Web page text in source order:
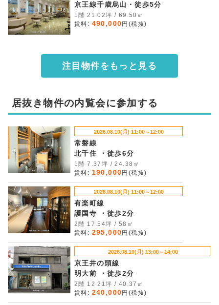
京王線千歳烏山・徒歩5分
1階 21.02坪 / 69.50㎡
賃料: 490,000 円(税抜)
注目物件をもっと見る
居抜き物件の内覧会に参加する
2026.08.10(月) 11:00～12:00
常磐線
北千住 ・徒歩6分
1階 7.37坪 / 24.38㎡
賃料: 190,000 円(税抜)
2026.08.10(月) 11:00～12:00
有楽町線
護国寺 ・徒歩2分
2階 17.54坪 / 58㎡
賃料: 295,000 円(税抜)
2026.08.10(月) 13:00～14:00
京王井の頭線
明大前 ・徒歩2分
2階 12.21坪 / 40.37㎡
賃料: 240,000 円(税抜)